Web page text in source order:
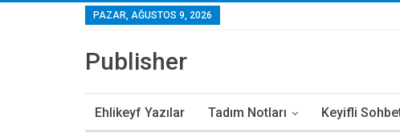
PAZAR, AĞUSTOS 9, 2026
Publisher
Ehlikeyf Yazılar Tadım Notları Keyifli